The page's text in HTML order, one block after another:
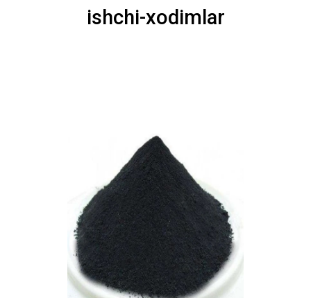
ishchi-xodimlar